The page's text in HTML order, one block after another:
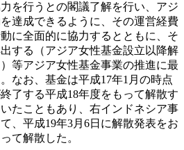
を行うとの閣議了解を行い、アジ
達成できるように、その運営経費
に全面的に協力するとともに、そ
する（アジア女性基金設立以降解
等アジア女性基金事業の推進に最
なお、基金は平成17年1月の時点
了する平成18年度をもって解散す
たこともあり、右インドネシア事
、平成19年3月6日に解散発表をお
て解散した。